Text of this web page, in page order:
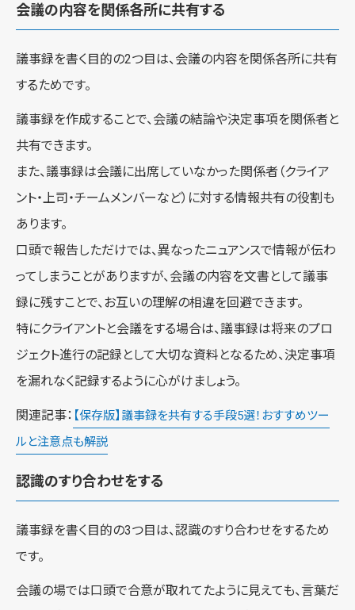
会議の内容を関係各所に共有する
議事録を書く目的の2つ目は、会議の内容を関係各所に共有
するためです。
議事録を作成することで、会議の結論や決定事項を関係者と
共有できます。
また、議事録は会議に出席していなかった関係者（クライア
ント・上司・チームメンバーなど）に対する情報共有の役割も
あります。
口頭で報告しただけでは、異なったニュアンスで情報が伝わ
ってしまうことがありますが、会議の内容を文書として議事
録に残すことで、お互いの理解の相違を回避できます。
特にクライアントと会議をする場合は、議事録は将来のプロ
ジェクト進行の記録として大切な資料となるため、決定事項
を漏れなく記録するように心がけましょう。
関連記事： 【保存版】議事録を共有する手段5選！おすすめツー
ルと注意点も解説
認識のすり合わせをする
議事録を書く目的の3つ目は、認識のすり合わせをするため
です。
会議の場では口頭で合意が取れてたように見えても、言葉だ